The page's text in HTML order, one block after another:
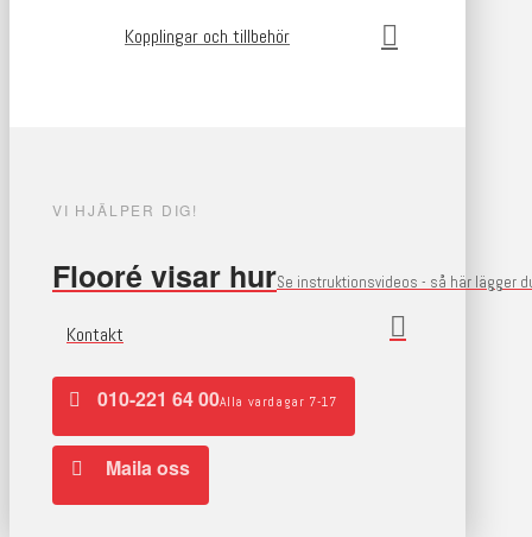
Kopplingar och tillbehör
VI HJÄLPER DIG!
Flooré visar hurSe instruktionsvideos - så här lägger
Kontakt
010-221 64 00Alla vardagar 7-17
Maila oss